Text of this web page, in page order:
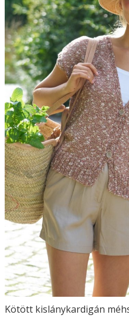
Kötött kislánykardigán